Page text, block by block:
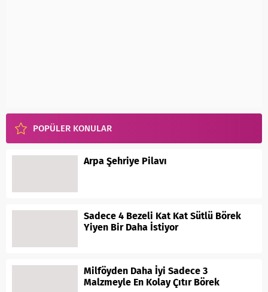
POPÜLER KONULAR
Arpa Şehriye Pilavı
Sadece 4 Bezeli Kat Kat Sütlü Börek
Yiyen Bir Daha İstiyor
Milföyden Daha İyi Sadece 3
Malzmeyle En Kolay Çıtır Börek